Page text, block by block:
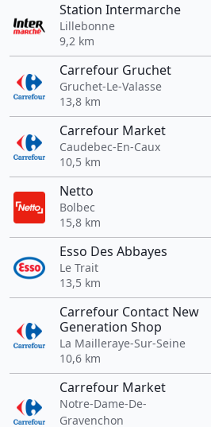
Station Intermarche
Lillebonne
9,2 km
Carrefour Gruchet
Gruchet-Le-Valasse
13,8 km
Carrefour Market
Caudebec-En-Caux
10,5 km
Netto
Bolbec
15,8 km
Esso Des Abbayes
Le Trait
13,5 km
Carrefour Contact New
Generation Shop
La Mailleraye-Sur-Seine
10,6 km
Carrefour Market
Notre-Dame-De-
Gravenchon